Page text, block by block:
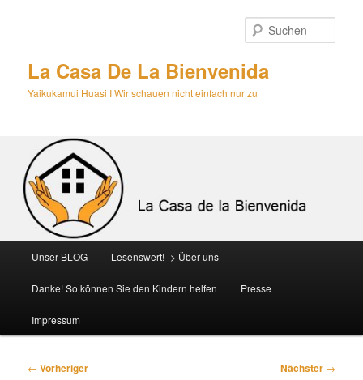
La Casa De La Bienvenida
Yaikukamui Huasi I Wir schauen nicht einfach nur zu
Unser BLOG Lesenswert! -> Über uns
Danke! So können Sie den Kindern helfen Presse
Impressum
Beitragsnavigation
← Vorheriger Nächster →